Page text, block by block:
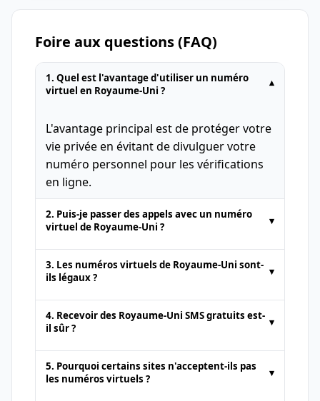
Foire aux questions (FAQ)
1. Quel est l'avantage d'utiliser un numéro
virtuel en Royaume-Uni ?
▾
L'avantage principal est de protéger votre
vie privée en évitant de divulguer votre
numéro personnel pour les vérifications
en ligne.
2. Puis-je passer des appels avec un numéro
virtuel de Royaume-Uni ?
▾
Les numéros temporaires fournis par les
plateformes de SMS en ligne sont
réception de SMS. Les appels vocaux ou
l'envoi de SMS standard ne sont pas pris
en charge.
3. Les numéros virtuels de Royaume-Uni sont-
ils légaux ?
▾
Oui. Les numéros virtuels de Royaume-
Uni sont tout à fait légaux pour des
ligneou l'activation de comptes web.
4. Recevoir des Royaume-Uni SMS gratuits est-
il sûr ?
▾
Il est sûr d'utiliser des numéros virtuels
pour recevoir des SMS, à condition de
5. Pourquoi certains sites n'acceptent-ils pas
les numéros virtuels ?
▾